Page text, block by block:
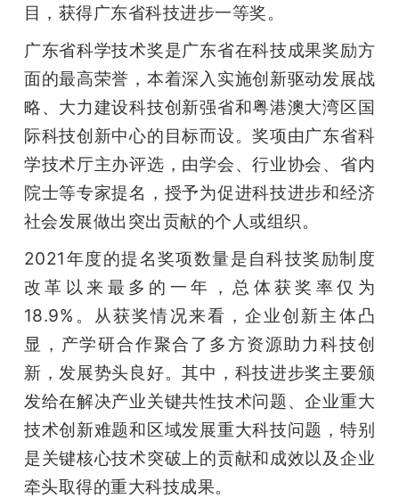
课
活
中
心
GAIR
专
题
目，获得广东省科技进步一等奖。
广东省科学技术奖是广东省在科技成果奖励方
面的最高荣誉，本着深入实施创新驱动发展战
略、大力建设科技创新强省和粤港澳大湾区国
际科技创新中心的目标而设。奖项由广东省科
学技术厅主办评选，由学会、行业协会、省内
院士等专家提名，授予为促进科技进步和经济
社会发展做出突出贡献的个人或组织。
2021年度的提名奖项数量是自科技奖励制度
改革以来最多的一年，总体获奖率仅为
18.9%。从获奖情况来看，企业创新主体凸
显，产学研合作聚合了多方资源助力科技创
新，发展势头良好。其中，科技进步奖主要颁
发给在解决产业关键共性技术问题、企业重大
技术创新难题和区域发展重大科技问题，特别
是关键核心技术突破上的贡献和成效以及企业
牵头取得的重大科技成果。